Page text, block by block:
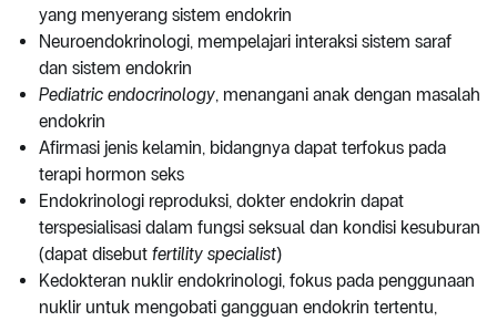
yang menyerang sistem endokrin
Neuroendokrinologi, mempelajari interaksi sistem saraf
dan sistem endokrin
Pediatric endocrinology, menangani anak dengan masalah
endokrin
Afirmasi jenis kelamin, bidangnya dapat terfokus pada
terapi hormon seks
Endokrinologi reproduksi, dokter endokrin dapat
terspesialisasi dalam fungsi seksual dan kondisi kesuburan
(dapat disebut fertility specialist)
Kedokteran nuklir endokrinologi, fokus pada penggunaan
nuklir untuk mengobati gangguan endokrin tertentu,